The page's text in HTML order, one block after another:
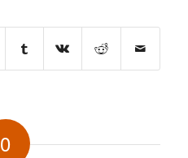
0